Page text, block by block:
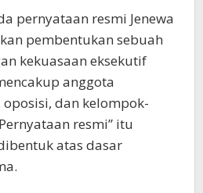
pernyataan resmi Jenewa
pembentukan sebuah
kekuasaan eksekutif
anggota
dan kelompok-
resmi” itu
atas dasar